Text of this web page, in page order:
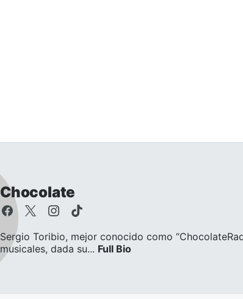
Chocolate
Sergio Toribio, mejor conocido como
musicales, dada su... Full Bio